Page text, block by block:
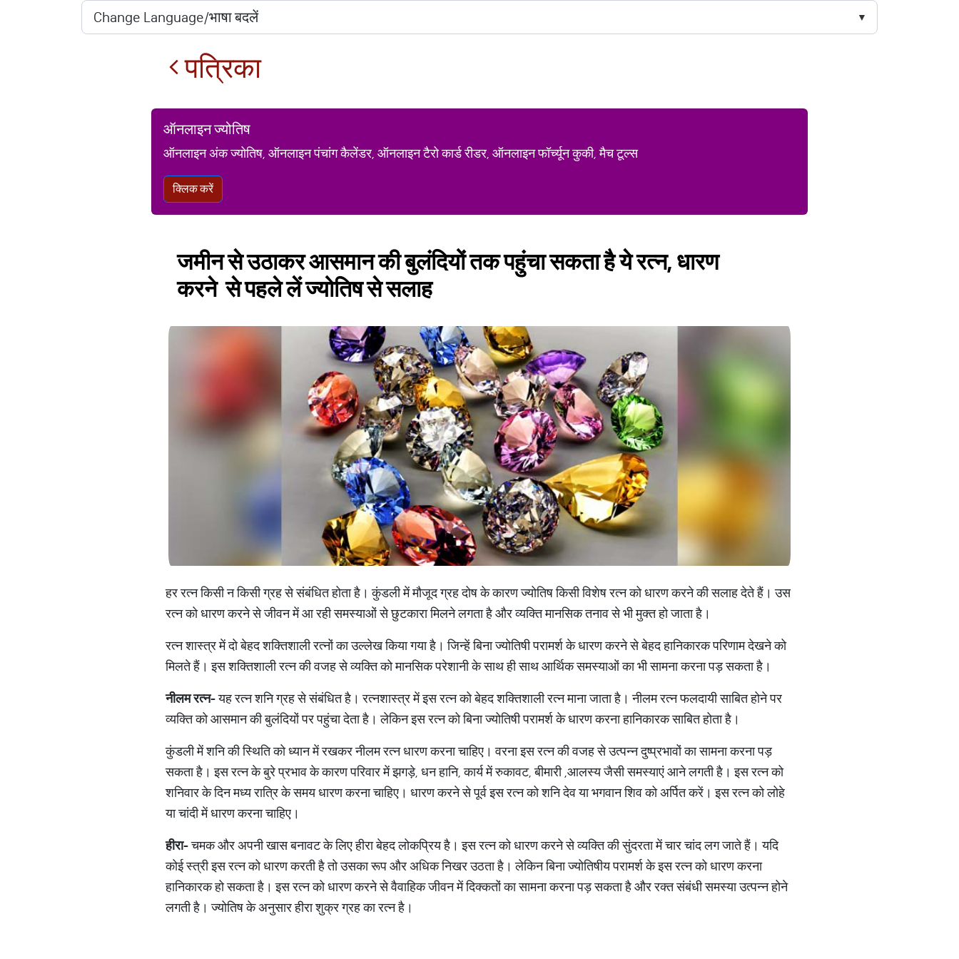
पत्रिका
ऑनलाइन ज्योतिष
ऑनलाइन अंक ज्योतिष, ऑनलाइन पंचांग कैलेंडर, ऑनलाइन टैरो कार्ड रीडर, ऑनलाइन फॉर्च्यून कुकी, मैच टूल्स
क्लिक करें
जमीन से उठाकर आसमान की बुलंदियों तक पहुंचा सकता है ये रत्न, धारण
करने से पहले लें ज्योतिष से सलाह
हर रत्न किसी न किसी ग्रह से संबंधित होता है। कुंडली में मौजूद ग्रह दोष के कारण ज्योतिष किसी विशेष रत्न को धारण करने की सलाह देते हैं। उस
रत्न को धारण करने से जीवन में आ रही समस्याओं से छुटकारा मिलने लगता है और व्यक्ति मानसिक तनाव से भी मुक्त हो जाता है।
रत्न शास्त्र में दो बेहद शक्तिशाली रत्नों का उल्लेख किया गया है। जिन्हें बिना ज्योतिषी परामर्श के धारण करने से बेहद हानिकारक परिणाम देखने को
मिलते हैं। इस शक्तिशाली रत्न की वजह से व्यक्ति को मानसिक परेशानी के साथ ही साथ आर्थिक समस्याओं का भी सामना करना पड़ सकता है।
नीलम रत्न-यह रत्न शनि ग्रह से संबंधित है। रत्नशास्त्र में इस रत्न को बेहद शक्तिशाली रत्न माना जाता है। नीलम रत्न फलदायी साबित होने पर
व्यक्ति को आसमान की बुलंदियों पर पहुंचा देता है। लेकिन इस रत्न को बिना ज्योतिषी परामर्श के धारण करना हानिकारक साबित होता है।
कुंडली में शनि की स्थिति को ध्यान में रखकर नीलम रत्न धारण करना चाहिए। वरना इस रत्न की वजह से उत्पन्न दुष्प्रभावों का सामना करना पड़
सकता है। इस रत्न के बुरे प्रभाव के कारण परिवार में झगड़े, धन हानि, कार्य में रुकावट, बीमारी ,आलस्य जैसी समस्याएं आने लगती है। इस रत्न को
शनिवार के दिन मध्य रात्रि के समय धारण करना चाहिए। धारण करने से पूर्व इस रत्न को शनि देव या भगवान शिव को अर्पित करें। इस रत्न को लोहे
या चांदी में धारण करना चाहिए।
हीरा-चमक और अपनी खास बनावट के लिए हीरा बेहद लोकप्रिय है। इस रत्न को धारण करने से व्यक्ति की सुंदरता में चार चांद लग जाते हैं। यदि
कोई स्त्री इस रत्न को धारण करती है तो उसका रूप और अधिक निखर उठता है। लेकिन बिना ज्योतिषीय परामर्श के इस रत्न को धारण करना
हानिकारक हो सकता है। इस रत्न को धारण करने से वैवाहिक जीवन में दिक्कतों का सामना करना पड़ सकता है और रक्त संबंधी समस्या उत्पन्न होने
लगती है। ज्योतिष के अनुसार हीरा शुक्र ग्रह का रत्न है।